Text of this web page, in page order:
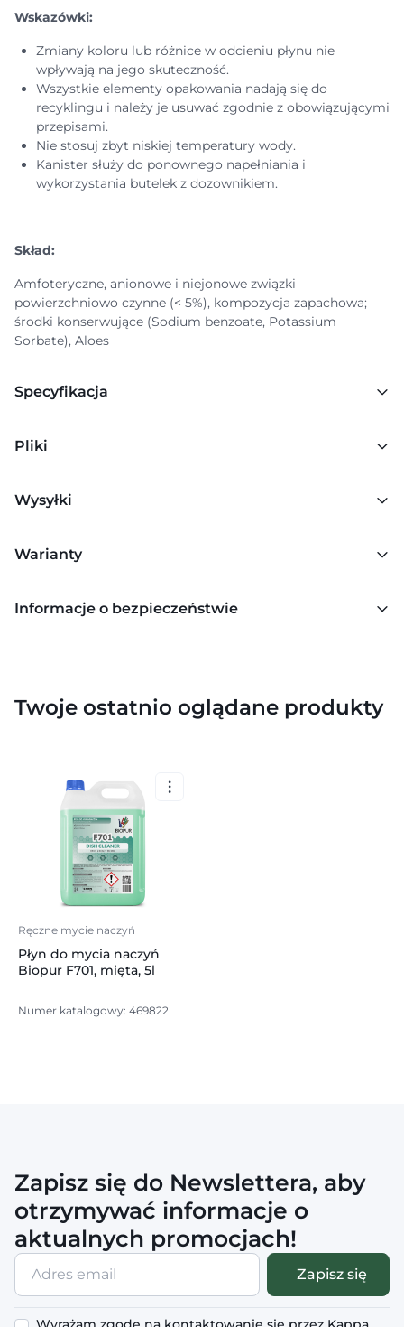
Wskazówki:
Zmiany koloru lub różnice w odcieniu płynu nie
wpływają na jego skuteczność.
Wszystkie elementy opakowania nadają się do
recyklingu i należy je usuwać zgodnie z obowiązującymi
przepisami.
Nie stosuj zbyt niskiej temperatury wody.
Kanister służy do ponownego napełniania i
wykorzystania butelek z dozownikiem.
Skład:
Amfoteryczne, anionowe i niejonowe związki
powierzchniowo czynne (< 5%), kompozycja zapachowa;
środki konserwujące (Sodium benzoate, Potassium
Sorbate), Aloes
Specyfikacja
Pliki
Wysyłki
Warianty
Informacje o bezpieczeństwie
Twoje ostatnio oglądane produkty
Ręczne mycie naczyń
Płyn do mycia naczyń
Biopur F701, mięta, 5l
Numer katalogowy: 469822
Zapisz się do Newslettera, aby
otrzymywać informacje o
aktualnych promocjach!
Adres
email
Zapisz się